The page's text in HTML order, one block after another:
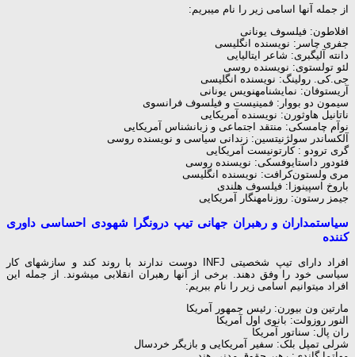
از جمله آن‎ها اسامی زیر را نام می‎بریم:
افلاطون: فیلسوف یونانی
جفری چاسر: نویسنده انگلیسی
دانته آلیگبری: شاعر ایتالیایی
لئو تولستوی: نویسنده روسی
جی.کی. رولینگ: نویسنده انگلیسی
آریستوفان: نمایشنامه‎نویس یونانی
سیمون دو بووار: فمینیست و فیلسوف فرانسوی
ناتانیل هاوثورن: نویسنده آمریکایی
نوآم چامسکی: منتقد اجتماعی و زبانشناس آمریکایی
آلکساندر سولژنیتسین: زندانی سیاسی و نویسنده روسی
گری ترودو : کارتونیست آمریکایی
فئودور داستایوفسکی: نویسنده روسی
مری ولستون‌کرافت: نویسنده انگلیسی
باروخ اسپینوزا: فیلسوف هلندی
جیمز رستون: روزنامه‎نگار آمریکایی
سیاستمداران و رهبران جهانی تیپ درونگرا شهودی احساسی داوری
کننده
افراد دارای تیپ شخصیتی INFJ دوست ندارند با روند کند و سازش‎های کار
سیاسی خود را وفق دهند. برخی از آن‎ها رهبران انقلابی می‎شوند. از جمله این
افراد می‎توانیم اسامی زیر را نام ببریم:
مارتین ون بیورن: رئیس جمهور آمریکا
النور روزولت: بانوی اول آمریکا
ران پال: سناتور آمریکا
شرلی تمپل بلک: سفیر آمریکایی و بازیگر خردسال